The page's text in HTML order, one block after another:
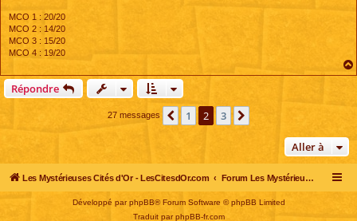
MCO 1 : 20/20
MCO 2 : 14/20
MCO 3 : 15/20
MCO 4 : 19/20
Répondre
27 messages Précédente
1 2 3
Aller à
Les Mystérieuses Cités d'Or - LesCitesdOr.com Forum Les Mystérieuses Cités d'Or
Développé parphpBB® Forum Software © phpBB Limited
Traduit par phpBB-fr.com